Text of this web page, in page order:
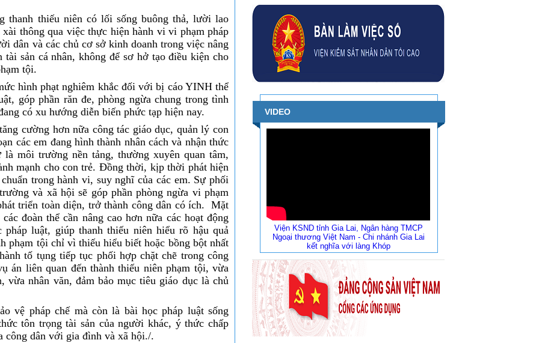
thanh thiếu niên có lối sống buông thả, lười lao
thông qua việc thực hiện hành vi vi phạm pháp
dân và các chủ cơ sở kinh doanh trong việc nâng
tài sản cá nhân, không để sơ hở tạo điều kiện cho
tội.
hình phạt nghiêm khắc đối với bị cáo YINH thể
góp phần răn đe, phòng ngừa chung trong tình
có xu hướng diễn biến phức tạp hiện nay.
cường hơn nữa công tác giáo dục, quản lý con
các em đang hình thành nhân cách và nhận thức
môi trường nền tảng, thường xuyên quan tâm,
mạnh cho con trẻ. Đồng thời, kịp thời phát hiện
trong hành vi, suy nghĩ của các em. Sự phối
và xã hội sẽ góp phần phòng ngừa vi phạm
triển toàn diện, trở thành công dân có ích. Mặt
đoàn thể cần nâng cao hơn nữa các hoạt động
luật, giúp thanh thiếu niên hiểu rõ hậu quả
phạm tội chỉ vì thiếu hiểu biết hoặc bồng bột nhất
tố tụng tiếp tục phối hợp chặt chẽ trong công
án liên quan đến thành thiếu niên phạm tội, vừa
vừa nhân văn, đảm bảo mục tiêu giáo dục là chủ
vệ pháp chế mà còn là bài học pháp luật sống
tôn trọng tài sản của người khác, ý thức chấp
công dân với gia đình và xã hội./.
VIDEO
Viện KSND tỉnh Gia Lai, Ngân hàng TMCP
Ngoại thương Việt Nam - Chi nhánh Gia Lai
kết nghĩa với làng Khóp